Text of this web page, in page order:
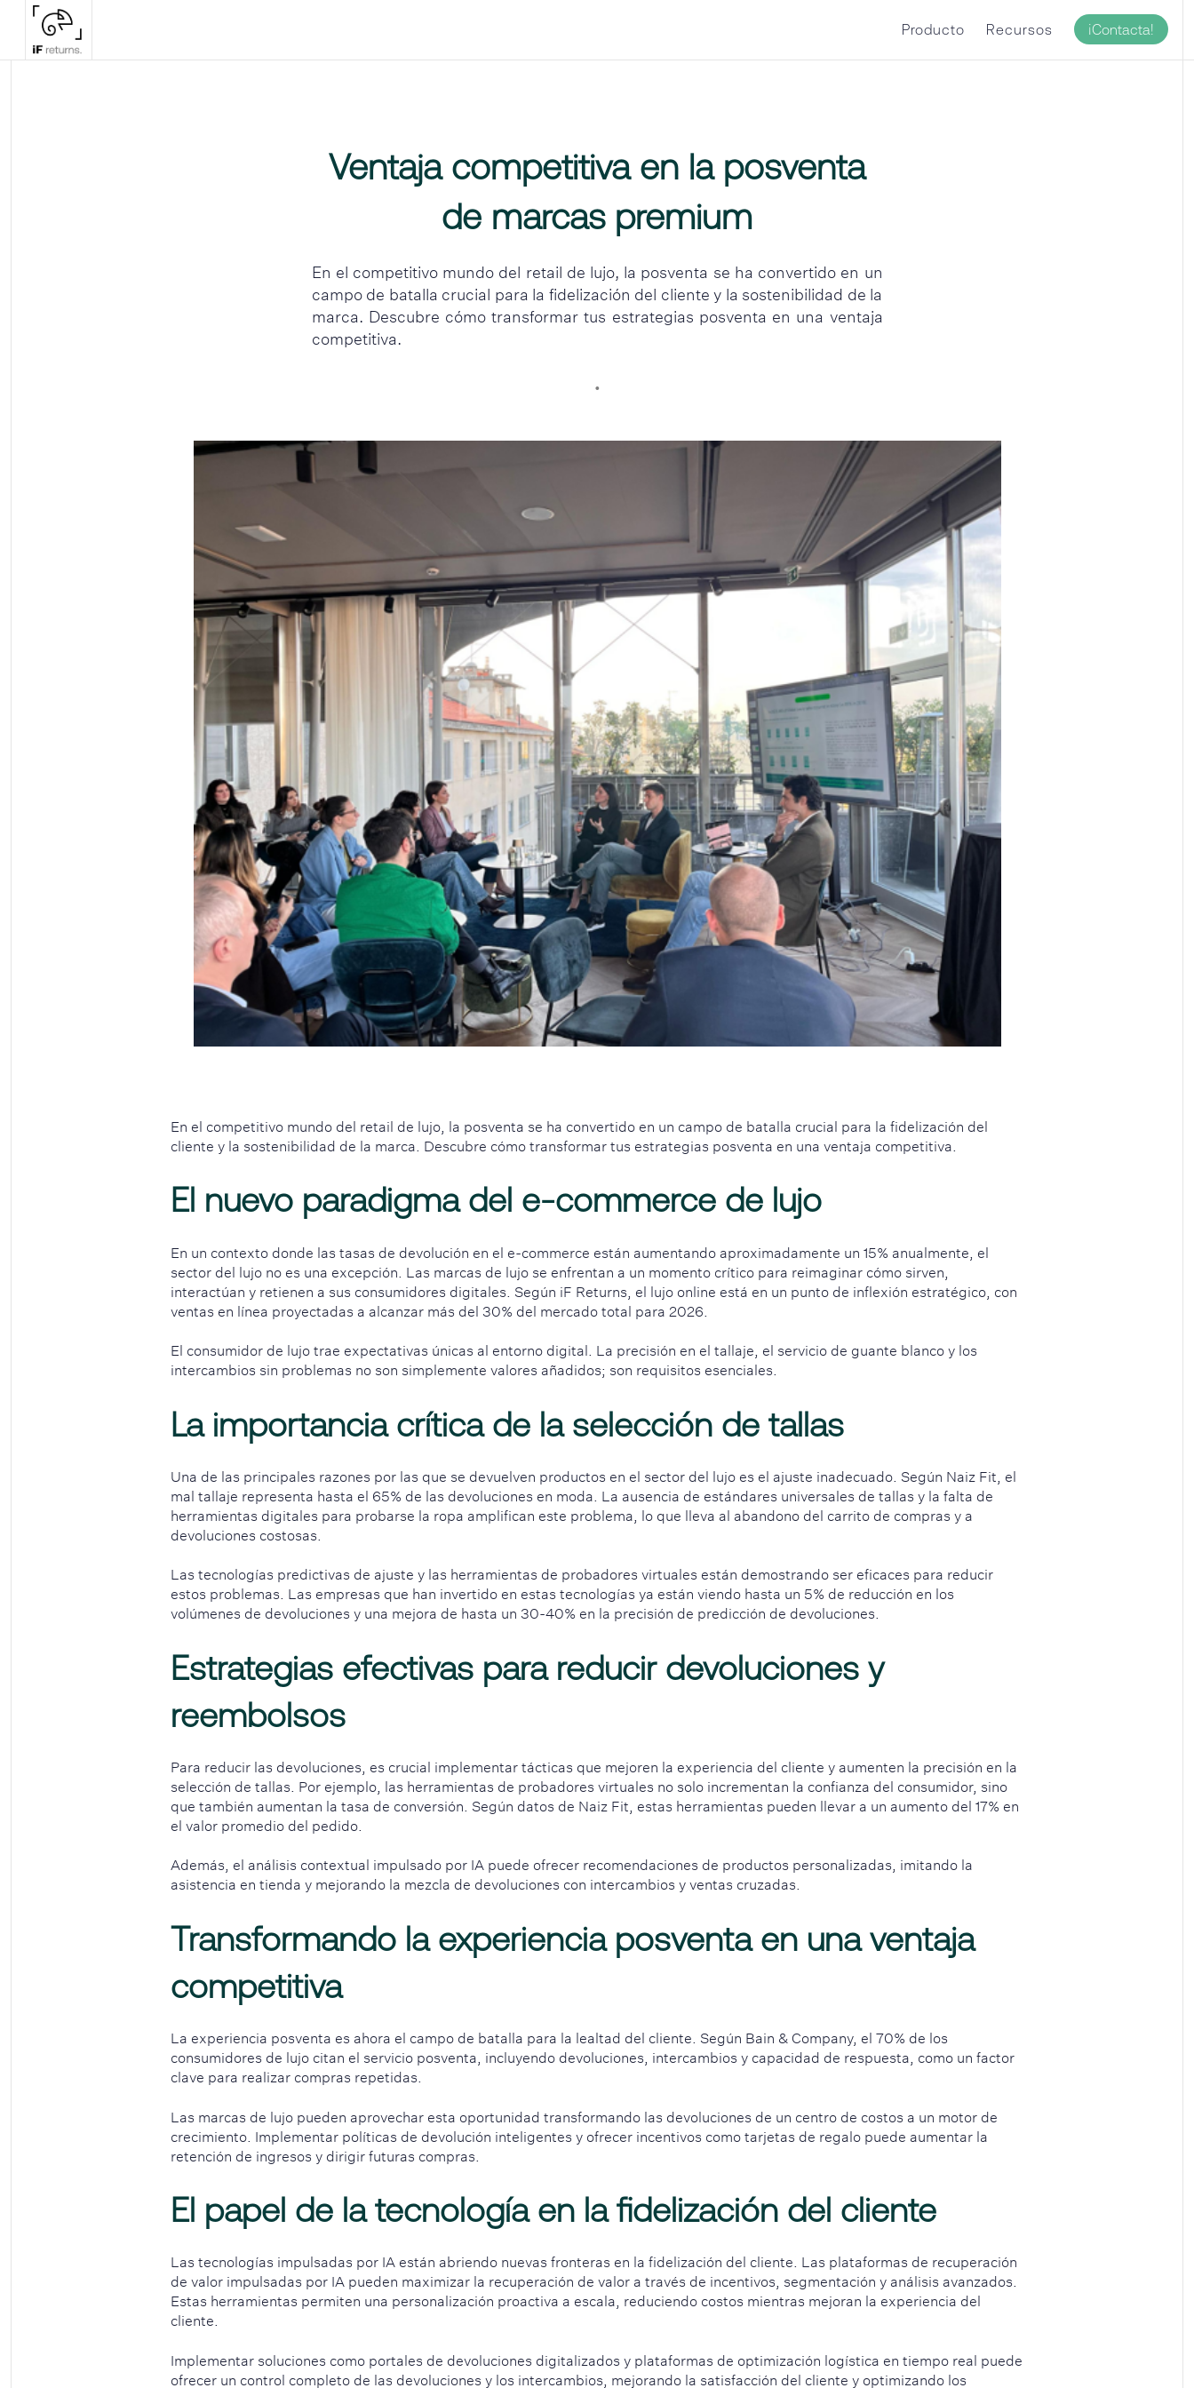
Producto Recursos ¡Contacta!
Ventaja competitiva en la posventa
de marcas premium
En el competitivo mundo del retail de lujo, la posventa se ha convertido en un
campo de batalla crucial para la fidelización del cliente y la sostenibilidad de la
marca. Descubre cómo transformar tus estrategias posventa en una ventaja
competitiva.
•
En el competitivo mundo del retail de lujo, la posventa se ha convertido en un campo de batalla crucial para la fidelización del
cliente y la sostenibilidad de la marca. Descubre cómo transformar tus estrategias posventa en una ventaja competitiva.
El nuevo paradigma del e-commerce de lujo
En un contexto donde las tasas de devolución en el e-commerce están aumentando aproximadamente un 15% anualmente, el
sector del lujo no es una excepción. Las marcas de lujo se enfrentan a un momento crítico para reimaginar cómo sirven,
interactúan y retienen a sus consumidores digitales. Según iF Returns, el lujo online está en un punto de inflexión estratégico, con
ventas en línea proyectadas a alcanzar más del 30% del mercado total para 2026.
El consumidor de lujo trae expectativas únicas al entorno digital. La precisión en el tallaje, el servicio de guante blanco y los
intercambios sin problemas no son simplemente valores añadidos; son requisitos esenciales.
La importancia crítica de la selección de tallas
Una de las principales razones por las que se devuelven productos en el sector del lujo es el ajuste inadecuado. Según Naiz Fit, el
mal tallaje representa hasta el 65% de las devoluciones en moda. La ausencia de estándares universales de tallas y la falta de
herramientas digitales para probarse la ropa amplifican este problema, lo que lleva al abandono del carrito de compras y a
devoluciones costosas.
Las tecnologías predictivas de ajuste y las herramientas de probadores virtuales están demostrando ser eficaces para reducir
estos problemas. Las empresas que han invertido en estas tecnologías ya están viendo hasta un 5% de reducción en los
volúmenes de devoluciones y una mejora de hasta un 30-40% en la precisión de predicción de devoluciones.
Estrategias efectivas para reducir devoluciones y
reembolsos
Para reducir las devoluciones, es crucial implementar tácticas que mejoren la experiencia del cliente y aumenten la precisión en la
selección de tallas. Por ejemplo, las herramientas de probadores virtuales no solo incrementan la confianza del consumidor, sino
que también aumentan la tasa de conversión. Según datos de Naiz Fit, estas herramientas pueden llevar a un aumento del 17% en
el valor promedio del pedido.
Además, el análisis contextual impulsado por IA puede ofrecer recomendaciones de productos personalizadas, imitando la
asistencia en tienda y mejorando la mezcla de devoluciones con intercambios y ventas cruzadas.
Transformando la experiencia posventa en una ventaja
competitiva
La experiencia posventa es ahora el campo de batalla para la lealtad del cliente. Según Bain & Company, el 70% de los
consumidores de lujo citan el servicio posventa, incluyendo devoluciones, intercambios y capacidad de respuesta, como un factor
clave para realizar compras repetidas.
Las marcas de lujo pueden aprovechar esta oportunidad transformando las devoluciones de un centro de costos a un motor de
crecimiento. Implementar políticas de devolución inteligentes y ofrecer incentivos como tarjetas de regalo puede aumentar la
retención de ingresos y dirigir futuras compras.
El papel de la tecnología en la fidelización del cliente
Las tecnologías impulsadas por IA están abriendo nuevas fronteras en la fidelización del cliente. Las plataformas de recuperación
de valor impulsadas por IA pueden maximizar la recuperación de valor a través de incentivos, segmentación y análisis avanzados.
Estas herramientas permiten una personalización proactiva a escala, reduciendo costos mientras mejoran la experiencia del
cliente.
Implementar soluciones como portales de devoluciones digitalizados y plataformas de optimización logística en tiempo real puede
ofrecer un control completo de las devoluciones y los intercambios, mejorando la satisfacción del cliente y optimizando los